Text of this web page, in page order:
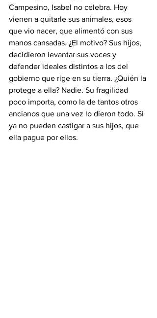
Campesino, Isabel no celebra. Hoy
vienen a quitarle sus animales, esos
que vio nacer, que alimentó con sus
manos cansadas. ¿El motivo? Sus hijos,
decidieron levantar sus voces y
defender ideales distintos a los del
gobierno que rige en su tierra. ¿Quién la
protege a ella? Nadie. Su fragilidad
poco importa, como la de tantos otros
ancianos que una vez lo dieron todo. Si
ya no pueden castigar a sus hijos, que
ella pague por ellos.